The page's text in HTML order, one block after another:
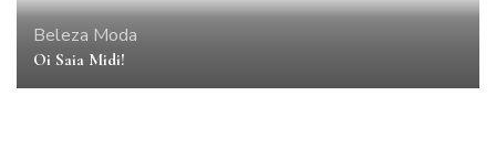
Beleza Moda
Oi Saia Midi!